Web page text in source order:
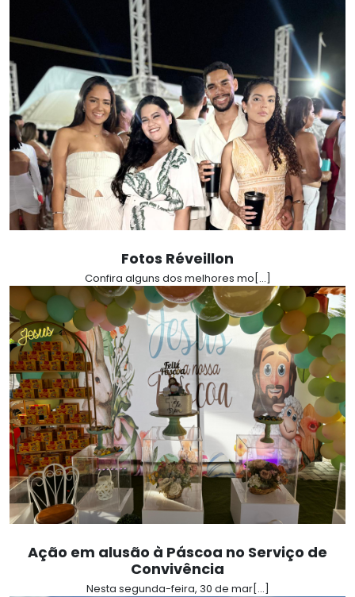
Fotos Réveillon
Confira alguns dos melhores mo[...]
Ação em alusão à Páscoa no Serviço de
Convivência
Nesta segunda-feira, 30 de mar[...]